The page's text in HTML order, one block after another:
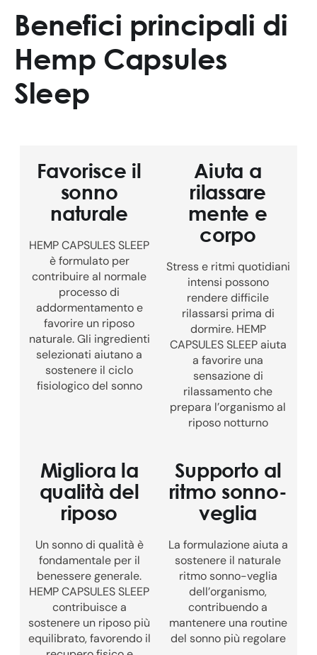
Benefici principali di
Hemp Capsules
Sleep
Favorisce il
sonno
naturale
HEMP CAPSULES SLEEP
è formulato per
contribuire al normale
processo di
addormentamento e
favorire un riposo
naturale. Gli ingredienti
selezionati aiutano a
sostenere il ciclo
fisiologico del sonno
Aiuta a
rilassare
mente e
corpo
Stress e ritmi quotidiani
intensi possono
rendere difficile
rilassarsi prima di
dormire. HEMP
CAPSULES SLEEP aiuta
a favorire una
sensazione di
rilassamento che
prepara l’organismo al
riposo notturno
Migliora la
qualità del
riposo
Un sonno di qualità è
fondamentale per il
benessere generale.
HEMP CAPSULES SLEEP
contribuisce a
sostenere un riposo più
equilibrato, favorendo il
Supporto al
ritmo sonno-
veglia
La formulazione aiuta a
sostenere il naturale
ritmo sonno-veglia
dell’organismo,
contribuendo a
mantenere una routine
del sonno più regolare